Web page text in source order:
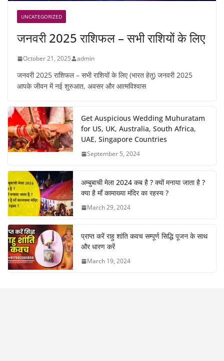
UNCATEGORIZED
जनवरी 2025 राशिफल – सभी राशियों के लिए
October 21, 2025 admin
जनवरी 2025 राशिफल – सभी राशियों के लिए (भारत हेतु) जनवरी 2025
आपके जीवन में नई शुरुआत, अवसर और आत्मविश्वास
Get Auspicious Wedding Muhuratam
for US, UK, Australia, South Africa,
UAE, Singapore Countries
September 5, 2024
अम्बुबाची मेला 2024 कब है ? क्यों मनाया जाता है ?
क्या है माँ कामाख्या मंदिर का रहस्य ?
March 29, 2024
प्राप्त करें राहु शांति कवच सम्पूर्ण सिद्धि पूजन के साथ
और धारण करें
March 19, 2024